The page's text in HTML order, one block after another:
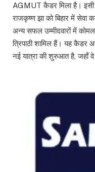
AGMUT कैडर मिला है।
राजकृष्ण झा को बिहार में सेवा
अन्य सफल उम्मीदवारों में
त्रिपाठी शामिल हैं। यह
नई यात्रा की शुरुआत है, जहाँ वे